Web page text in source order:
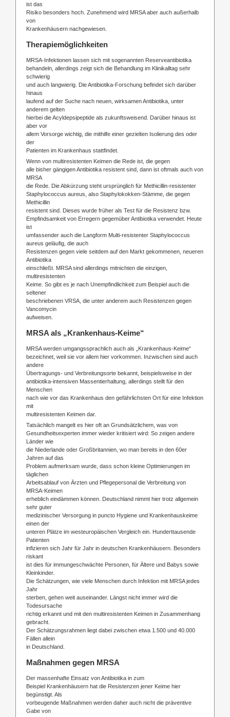
ist das
Risiko besonders hoch. Zunehmend wird MRSA aber auch außerhalb
von
Krankenhäusern nachgewiesen.
Therapiemöglichkeiten
MRSA-Infektionen lassen sich mit sogenannten Reserveantibiotika
behandeln, allerdings zeigt sich die Behandlung im Klinikalltag sehr
schwierig
und auch langwierig. Die Antibiotika-Forschung befindet sich darüber
hinaus
laufend auf der Suche nach neuen, wirksamen Antibiotika, unter
anderem gelten
hierbei die Acyldepsipeptide als zukunftsweisend. Darüber hinaus ist
aber vor
allem Vorsorge wichtig, die mithilfe einer gezielten Isolierung des oder
der
Patienten im Krankenhaus stattfindet.
Wenn von multiresistenten Keimen die Rede ist, die gegen
alle bisher gängigen Antibiotika resistent sind, dann ist oftmals auch von
MRSA
die Rede. Die Abkürzung steht ursprünglich für Methicillin-resistenter
Staphylococcus aureus, also Staphylokokken-Stämme, die gegen
Methicillin
resistent sind. Dieses wurde früher als Test für die Resistenz bzw.
Empfindsamkeit von Erregern gegemüber Antibiotika verwendet. Heute
ist
umfassender auch die Langform Multi-resistenter Staphylococcus
aureus geläufig, die auch
Resistenzen gegen viele seitdem auf den Markt gekommenen, neueren
Antibiotika
einschließt. MRSA sind allerdings mitnichten die einzigen,
multiresistenten
Keime. So gibt es je nach Unempfindlichkeit zum Beispiel auch die
seltener
beschriebenen VRSA, die unter anderem auch Resistenzen gegen
Vancomycin
aufweisen.
MRSA als „Krankenhaus-Keime“
MRSA werden umgangssprachlich auch als „Krankenhaus-Keime“
bezeichnet, weil sie vor allem hier vorkommen. Inzwischen sind auch
andere
Übertragungs- und Verbreitungsorte bekannt, beispielsweise in der
antibiotika-intensiven Massentierhaltung, allerdings stellt für den
Menschen
nach wie vor das Krankenhaus den gefährlichsten Ort für eine Infektion
mit
multiresistenten Keimen dar.
Tatsächlich mangelt es hier oft an Grundsätzlichem, was von
Gesundheitsexperten immer wieder kritisiert wird: So zeigen andere
Länder wie
die Niederlande oder Großbritannien, wo man bereits in den 60er
Jahren auf das
Problem aufmerksam wurde, dass schon kleine Optimierungen im
täglichen
Arbeitsablauf von Ärzten und Pflegepersonal die Verbreitung von
MRSA-Keimen
erheblich eindämmen können. Deutschland nimmt hier trotz allgemein
sehr guter
medizinischer Versorgung in puncto Hygiene und Krankenhauskeime
einen der
unteren Plätze im westeuropäischen Vergleich ein. Hunderttausende
Patienten
infizieren sich Jahr für Jahr in deutschen Krankenhäusern. Besonders
riskant
ist dies für immungeschwächte Personen, für Ältere und Babys sowie
Kleinkinder.
Die Schätzungen, wie viele Menschen durch Infektion mit MRSA jedes
Jahr
sterben, gehen weit auseinander. Längst nicht immer wird die
Todesursache
richtig erkannt und mit den multiresistenten Keimen in Zusammenhang
gebracht.
Der Schätzungsrahmen liegt dabei zwischen etwa 1.500 und 40.000
Fällen allein
in Deutschland.
Maßnahmen gegen MRSA
Der massenhafte Einsatz von Antibiotika in zum
Beispiel Krankenhäusern hat die Resistenzen jener Keime hier
begünstigt. Als
vorbeugende Maßnahmen werden daher auch nicht die präventive
Gabe von